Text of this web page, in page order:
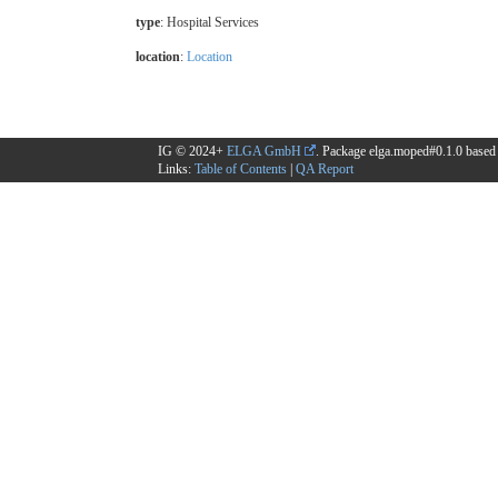
type: Hospital Services
location: Location
IG © 2024+ ELGA GmbH . Package elga.moped#0.1.0
Links: Table of Contents QA Report